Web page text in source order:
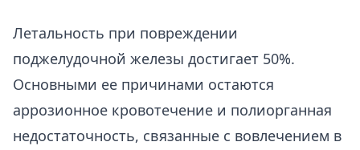
Летальность при повреждении
поджелудочной железы достигает 50%.
Основными ее причинами остаются
аррозионное кровотечение и полиорганная
недостаточность, связанные с вовлечением в